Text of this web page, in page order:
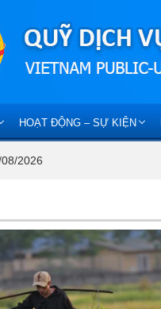
HOẠT ĐỘNG – SỰ KIỆN
2026